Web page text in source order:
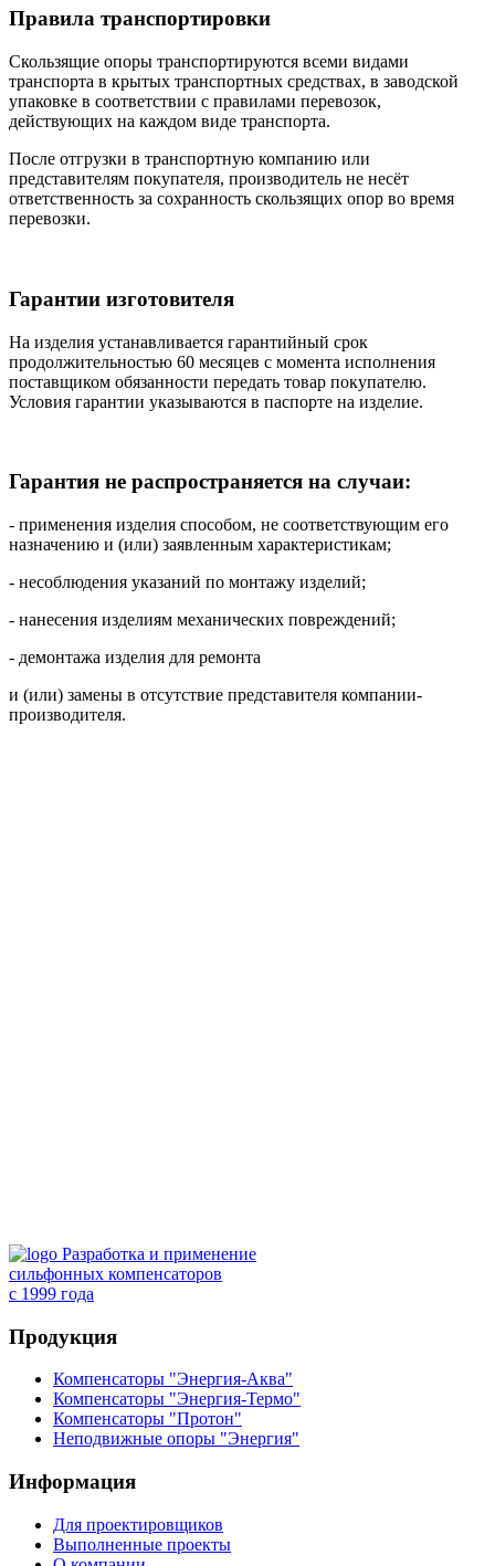
Правила транспортировки
Скользящие опоры транспортируются всеми видами
транспорта в крытых транспортных средствах, в заводской
упаковке в соответствии с правилами перевозок,
действующих на каждом виде транспорта.
После отгрузки в транспортную компанию или
представителям покупателя, производитель не несёт
ответственность за сохранность скользящих опор во время
перевозки.
Гарантии изготовителя
На изделия устанавливается гарантийный срок
продолжительностью 60 месяцев с момента исполнения
поставщиком обязанности передать товар покупателю.
Условия гарантии указываются в паспорте на изделие.
Гарантия не распространяется на случаи:
- применения изделия способом, не соответствующим его
назначению и (или) заявленным характеристикам;
- несоблюдения указаний по монтажу изделий;
- нанесения изделиям механических повреждений;
- демонтажа изделия для ремонта
и (или) замены в отсутствие представителя компании-
производителя.
Разработка и применение
сильфонных компенсаторов
с 1999 года
Продукция
Компенсаторы "Энергия-Аква"
Компенсаторы "Энергия-Термо"
Компенсаторы "Протон"
Неподвижные опоры "Энергия"
Информация
Для проектировщиков
Выполненные проекты